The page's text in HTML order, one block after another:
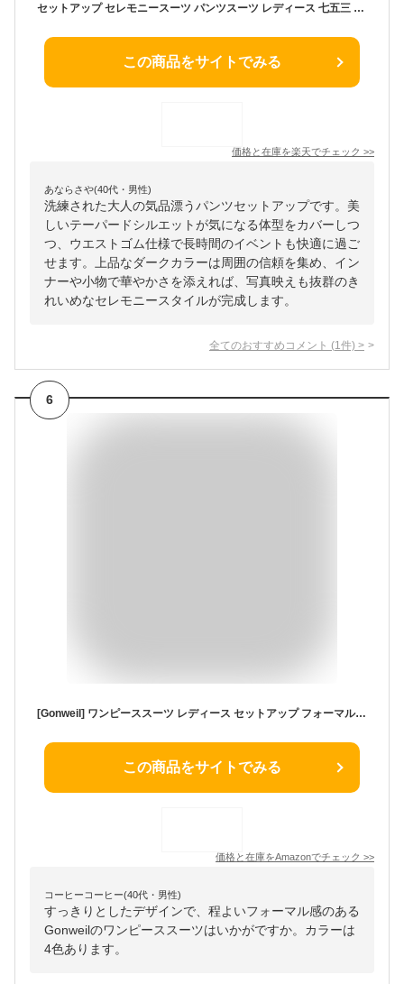
セットアップ セレモニースーツ パンツスーツ レディース 七五三 入学式 入園式 卒業式 卒園式 ママスーツ 母 スーツ オフィス OL コーデ 体型カバー フォーマルスーツ ウエストゴム 結婚式 春 夏 秋 冬 30代 40代 50代 送料無料
この商品をサイトでみる
価格と在庫を楽天でチェック >>
あならさや(40代・男性)
洗練された大人の気品漂うパンツセットアップです。美
しいテーパードシルエットが気になる体型をカバーしつ
つ、ウエストゴム仕様で長時間のイベントも快適に過ご
せます。上品なダークカラーは周囲の信頼を集め、イン
ナーや小物で華やかさを添えれば、写真映えも抜群のき
れいめなセレモニースタイルが完成します。
全てのおすすめコメント (1 件) >
6
[Gonweil] ワンピーススーツ レディース セットアップ フォーマル ジャケット ワンピース 春秋 通勤 セレモニースーツ ママ 母 卒業式 卒園式 大人 OL ママスーツ 入学式 二次会 謝恩会 披露宴 入園式 お呼ばれ ビジネス
この商品をサイトでみる
価格と在庫をAmazonでチェック >>
コーヒーコーヒー(40代・男性)
すっきりとしたデザインで、程よいフォーマル感のある
Gonweilのワンピーススーツはいかがですか。カラーは
4色あります。